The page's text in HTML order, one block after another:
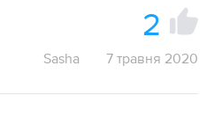
2
Sasha 7 травня 2020